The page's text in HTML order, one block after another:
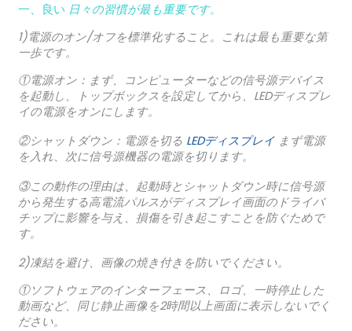
一、良い 日々の習慣が最も重要です。
1)電源のオン/オフを標準化すること。これは最も重要な第
一歩です。
①電源オン：まず、コンピューターなどの信号源デバイス
を起動し、トップボックスを設定してから、LEDディスプレ
イの電源をオンにします。
②シャットダウン：電源を切る LEDディスプレイまず電源
を入れ、次に信号源機器の電源を切ります。
③この動作の理由は、起動時とシャットダウン時に信号源
から発生する高電流パルスがディスプレイ画面のドライバ
チップに影響を与え、損傷を引き起こすことを防ぐためで
す。
2)凍結を避け、画像の焼き付きを防いでください。
①ソフトウェアのインターフェース、ロゴ、一時停止した
動画など、同じ静止画像を2時間以上画面に表示しないでく
ださい。